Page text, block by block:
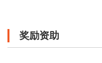
奖励资助